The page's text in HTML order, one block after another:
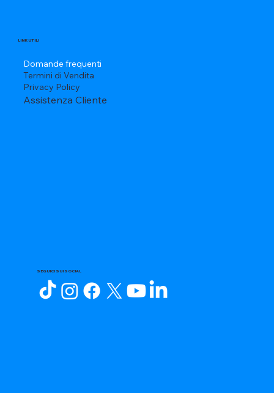
LINK UTILI
Domande frequenti
Termini di Vendita
Privacy Policy
Assistenza Cliente
SEGUICI SUI SOCIAL